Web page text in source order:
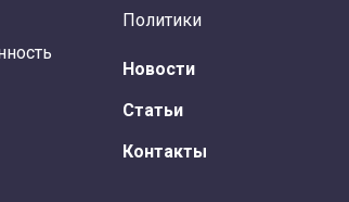
Политики
Новости
Статьи
Контакты